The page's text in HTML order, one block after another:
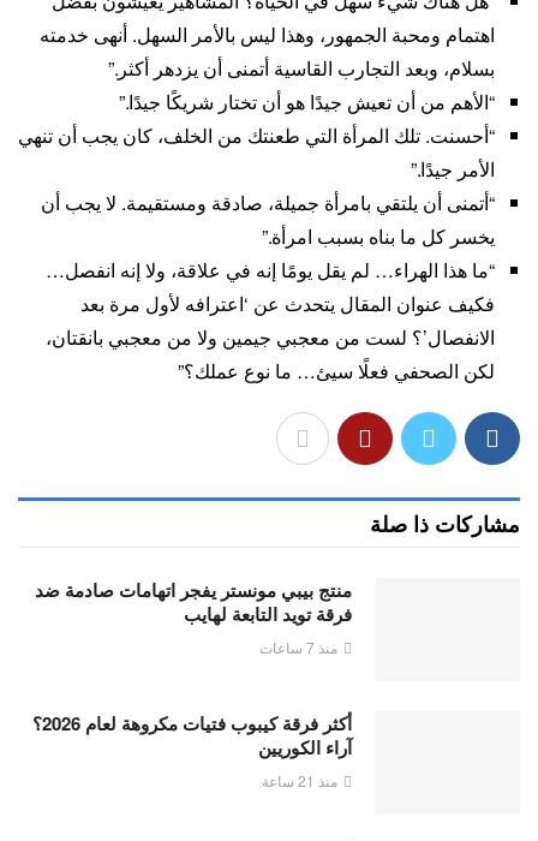
اهتمام ومحبة الجمهور، وهذا ليس بالأمر السهل. أنهى خدمته
بسلام، وبعد التجارب القاسية أتمنى أن يزدهر أكثر.”
“الأهم من أن تعيش جيدًا هو أن تختار شريكًا جيدًا.”
“أحسنت. تلك المرأة التي طعنتك من الخلف، كان يجب أن تنهي
الأمر جيدًا.”
“أتمنى أن يلتقي بامرأة جميلة، صادقة ومستقيمة. لا يجب أن
يخسر كل ما بناه بسبب امرأة.”
“ما هذا الهراء… لم يقل يومًا إنه في علاقة، ولا إنه انفصل…
فكيف عنوان المقال يتحدث عن ‘اعترافه لأول مرة بعد
الانفصال’؟ لست من معجبي جيمين ولا من معجبي بانقتان،
لكن الصحفي فعلًا سيئ… ما نوع عملك؟”
مشاركات ذا صلة
منتج بيبي مونستر يفجر اتهامات صادمة ضد
فرقة تويد التابعة لهايب
منذ 7 ساعات
أكثر فرقة كيبوب فتيات مكروهة لعام 2026؟
آراء الكوريين
منذ 21 ساعة